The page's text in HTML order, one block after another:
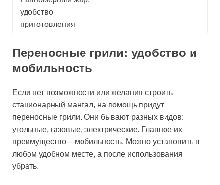
удобство
приготовления
Переносные грили: удобство и
мобильность
Если нет возможности или желания строить
стационарный мангал, на помощь придут
переносные грили. Они бывают разных видов:
угольные, газовые, электрические. Главное их
преимущество – мобильность. Можно установить в
любом удобном месте, а после использования
убрать.